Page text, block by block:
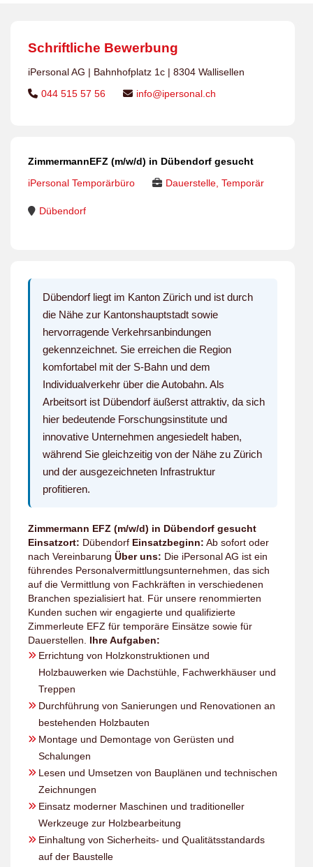
Schriftliche Bewerbung
iPersonal AG | Bahnhofplatz 1c | 8304 Wallisellen
044 515 57 56
info@ipersonal.ch
ZimmermannEFZ (m/w/d) in Dübendorf gesucht
iPersonal Temporärbüro
Dauerstelle, Temporär
Dübendorf
Dübendorf liegt im Kanton Zürich und ist durch
die Nähe zur Kantonshauptstadt sowie
hervorragende Verkehrsanbindungen
gekennzeichnet. Sie erreichen die Region
komfortabel mit der S-Bahn und dem
Individualverkehr über die Autobahn. Als
Arbeitsort ist Dübendorf äußerst attraktiv, da sich
hier bedeutende Forschungsinstitute und
innovative Unternehmen angesiedelt haben,
während Sie gleichzeitig von der Nähe zu Zürich
und der ausgezeichneten Infrastruktur
profitieren.
Zimmermann EFZ (m/w/d) in Dübendorf gesucht
Einsatzort: Dübendorf Einsatzbeginn: Ab sofort oder
nach Vereinbarung Über uns: Die iPersonal AG ist ein
führendes Personalvermittlungsunternehmen, das sich
auf die Vermittlung von Fachkräften in verschiedenen
Branchen spezialisiert hat. Für unsere renommierten
Kunden suchen wir engagierte und qualifizierte
Zimmerleute EFZ für temporäre Einsätze sowie für
Dauerstellen. Ihre Aufgaben:
Errichtung von Holzkonstruktionen und
Holzbauwerken wie Dachstühle, Fachwerkhäuser und
Treppen
Durchführung von Sanierungen und Renovationen an
bestehenden Holzbauten
Montage und Demontage von Gerüsten und
Schalungen
Lesen und Umsetzen von Bauplänen und technischen
Zeichnungen
Einsatz moderner Maschinen und traditioneller
Werkzeuge zur Holzbearbeitung
Einhaltung von Sicherheits- und Qualitätsstandards
auf der Baustelle